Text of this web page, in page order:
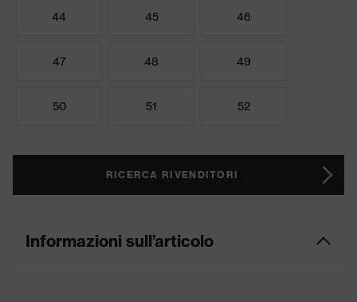
44 45 46
47 48 49
50 51 52
RICERCA RIVENDITORI
Informazioni sull’articolo